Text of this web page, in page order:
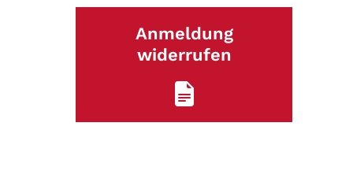
Anmeldung
widerrufen